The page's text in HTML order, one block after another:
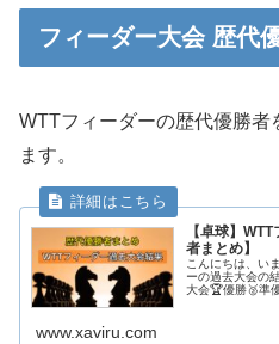
フィーダー大会 歴代
WTTフィーダーの歴代優勝者
ます。
【卓球】
者まとめ】
こんにちは、い
ーの過去大会の
大会🏆優勝🥈準
www.xaviru.com